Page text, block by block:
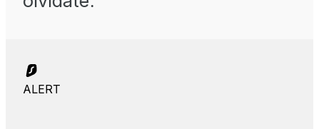
ALERT